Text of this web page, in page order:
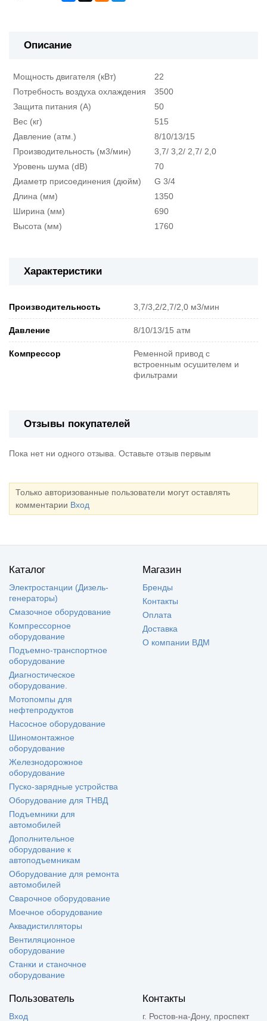
Описание
Мощность двигателя (кВт)
22
Потребность воздуха охлаждения
3500
Защита питания (А)
50
Вес (кг)
515
Давление (атм.)
8/10/13/15
Производительность (м3/мин)
3,7/ 3,2/ 2,7/ 2,0
Уровень шума (dB)
70
Диаметр присоединения (дюйм)
G 3/4
Длина (мм)
1350
Ширина (мм)
690
Высота (мм)
1760
Характеристики
Производительность 3,7/3,2/2,7/2,0 м3/мин
Давление 8/10/13/15 атм
Компрессор
Ременной привод с
встроенным осушителем и
фильтрами
Отзывы покупателей
Пока нет ни одного отзыва. Оставьте отзыв первым
Только авторизованные пользователи могут оставлять
комментарии Вход
Каталог
Электростанции (Дизель-
генераторы)
Смазочное оборудование
Компрессорное
оборудование
Подъемно-транспортное
оборудование
Диагностическое
оборудование.
Мотопомпы для
нефтепродуктов
Насосное оборудование
Шиномонтажное
оборудование
Железнодорожное
оборудование
Пуско-зарядные устройства
Оборудование для ТНВД
Подъемники для
автомобилей
Дополнительное
оборудование к
автоподъемникам
Оборудование для ремонта
автомобилей
Сварочное оборудование
Моечное оборудование
Аквадистилляторы
Вентиляционное
оборудование
Станки и станочное
оборудование
Магазин
Бренды
Контакты
Оплата
Доставка
О компании ВДМ
Пользователь
Вход
Контакты
г. Ростов-на-Дону, проспект